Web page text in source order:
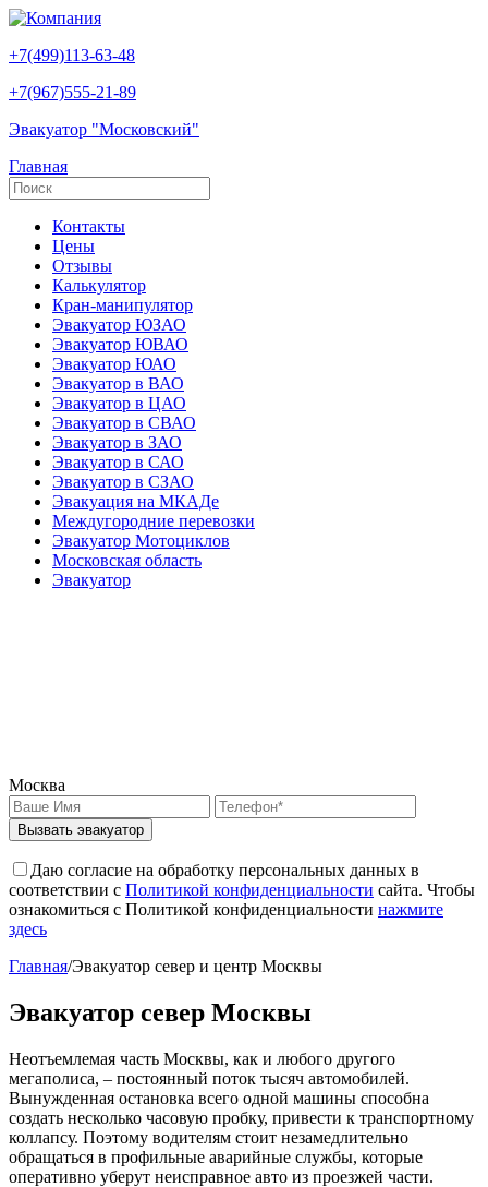
+7(499)113-63-48
+7(967)555-21-89
Эвакуатор "Московский"
Главная
Контакты
Цены
Отзывы
Калькулятор
Кран-манипулятор
Эвакуатор ЮЗАО
Эвакуатор ЮВАО
Эвакуатор ЮАО
Эвакуатор в ВАО
Эвакуатор в ЦАО
Эвакуатор в СВАО
Эвакуатор в ЗАО
Эвакуатор в САО
Эвакуатор в СЗАО
Эвакуация на МКАДе
Междугородние перевозки
Эвакуатор Мотоциклов
Московская область
Эвакуатор
Москва
Вызвать эвакуатор
Даю согласие на обработку персональных данных в
соответствии с Политикой конфиденциальности сайта. Чтобы
ознакомиться с Политикой конфиденциальности нажмите
здесь
Главная/Эвакуатор север и центр Москвы
Эвакуатор север Москвы
Неотъемлемая часть Москвы, как и любого другого
мегаполиса, – постоянный поток тысяч автомобилей.
Вынужденная остановка всего одной машины способна
создать несколько часовую пробку, привести к транспортному
коллапсу. Поэтому водителям стоит незамедлительно
обращаться в профильные аварийные службы, которые
оперативно уберут неисправное авто из проезжей части.